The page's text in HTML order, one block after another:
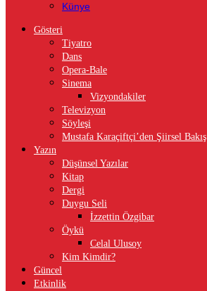
Künye
Gösteri
Tiyatro
Dans
Opera-Bale
Sinema
Vizyondakiler
Televizyon
Söyleşi
Mustafa Karaçiftçi’den Şiirsel Bakış
Yazın
Düşünsel Yazılar
Kitap
Dergi
Duygu Seli
İzzettin Özgibar
Öykü
Celal Ulusoy
Kim Kimdir?
Güncel
Etkinlik